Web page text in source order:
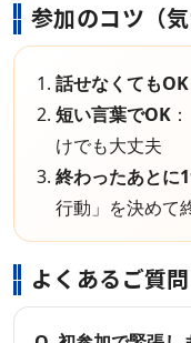
参加のコツ（
話せなくてもOK
短い言葉でOK
けでも大丈夫
終わったあとに
行動」を決めて
よくあるご質問